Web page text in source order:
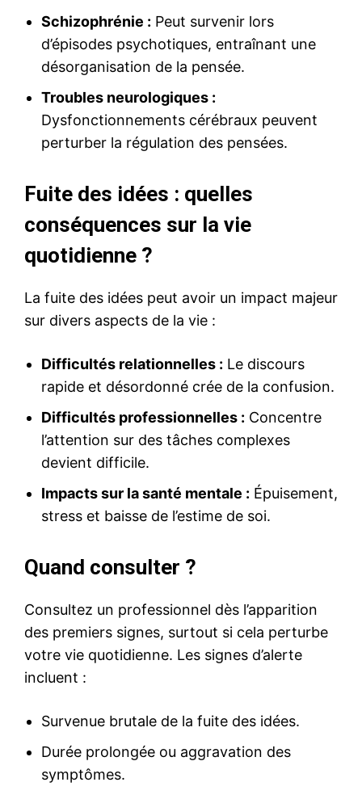
Schizophrénie : Peut survenir lors
d’épisodes psychotiques, entraînant une
désorganisation de la pensée.
Troubles neurologiques :
Dysfonctionnements cérébraux peuvent
perturber la régulation des pensées.
Fuite des idées : quelles
conséquences sur la vie
quotidienne ?
La fuite des idées peut avoir un impact majeur
sur divers aspects de la vie :
Difficultés relationnelles : Le discours
rapide et désordonné crée de la confusion.
Difficultés professionnelles : Concentre
l’attention sur des tâches complexes
devient difficile.
Impacts sur la santé mentale : Épuisement,
stress et baisse de l’estime de soi.
Quand consulter ?
Consultez un professionnel dès l’apparition
des premiers signes, surtout si cela perturbe
votre vie quotidienne. Les signes d’alerte
incluent :
Survenue brutale de la fuite des idées.
Durée prolongée ou aggravation des
symptômes.